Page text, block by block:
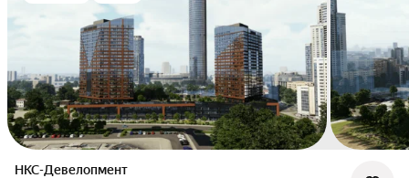
НКС-Девелопмент